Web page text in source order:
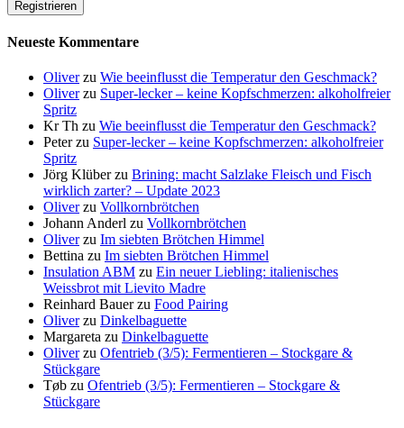
Neueste Kommentare
Oliverzu Wie beeinflusst die Temperatur den Geschmack?
Oliverzu Super-lecker – keine Kopfschmerzen: alkoholfreier
Spritz
Kr Th zu Wie beeinflusst die Temperatur den Geschmack?
Peterzu Super-lecker – keine Kopfschmerzen: alkoholfreier
Spritz
Jörg Klüberzu Brining: macht Salzlake Fleisch und Fisch
wirklich zarter? – Update 2023
Oliverzu Vollkornbrötchen
Johann Anderl zu Vollkornbrötchen
Oliverzu Im siebten Brötchen Himmel
Bettina zu Im siebten Brötchen Himmel
Insulation ABM zu Ein neuer Liebling: italienisches
Weissbrot mit Lievito Madre
Reinhard Bauerzu Food Pairing
Oliverzu Dinkelbaguette
Margareta zu Dinkelbaguette
Oliverzu Ofentrieb (3/5): Fermentieren – Stockgare &
Stückgare
Tøb zu Ofentrieb (3/5): Fermentieren – Stockgare &
Stückgare